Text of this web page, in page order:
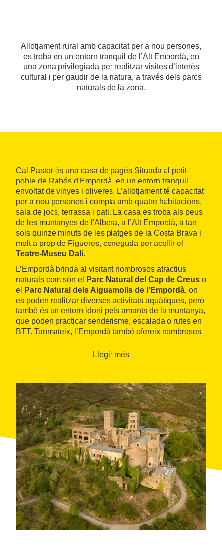
Allotjament rural amb capacitat per a nou persones,
es troba en un entorn tranquil de l’Alt Empordà, en
una zona privilegiada per realitzar visites d’interès
cultural i per gaudir de la natura, a través dels parcs
naturals de la zona.
Cal Pastor és una casa de pagès Situada al petit
poble de Rabós d'Empordà, en un entorn tranquil
envoltat de vinyes i oliveres. L’allotjament té capacitat
per a nou persones i compta amb quatre habitacions,
sala de jocs, terrassa i pati. La casa es troba als peus
de les muntanyes de l'Albera, a l’Alt Empordà, a tan
sols quinze minuts de les platges de la Costa Brava i
molt a prop de Figueres, coneguda per acollir el
Teatre-Museu Dalí.
L’Empordà brinda al visitant nombrosos atractius
naturals com són el
Parc Natural del Cap de Creus o
el
Parc Natural dels Aiguamolls de l’Empordà, on
es poden realitzar diverses activitats aquàtiques, però
també és un entorn idoni pels amants de la muntanya,
que poden practicar senderisme, escalada o rutes en
BTT. Tanmateix, l’Empordà també ofereix nombroses
Monestir de Sant Pere de Rodes
Llegir més